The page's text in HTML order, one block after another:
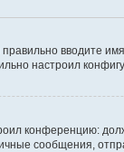
вводите
настроил
конференцию:
сообщения,